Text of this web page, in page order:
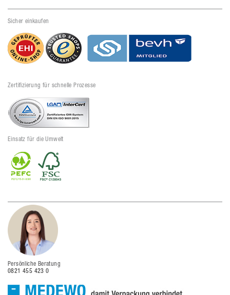
Sicher einkaufen
Zertifizierung für schnelle Prozesse
Einsatz für die Umwelt
Persönliche Beratung
0821 455 423 0